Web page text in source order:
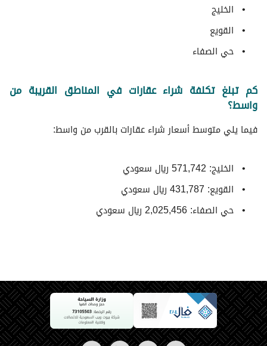
الخليج
القويع
حي الصفاء
كم تبلغ تكلفة شراء عقارات في المناطق القريبة من
واسط؟
فيما يلي متوسط ​​أسعار شراء عقارات بالقرب من واسط:
الخليج: 571,742 ريال سعودي
القويع: 431,787 ريال سعودي
حي الصفاء: 2,025,456 ريال سعودي